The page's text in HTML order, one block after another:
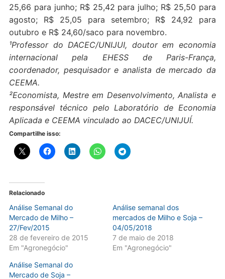
25,66 para junho; R$ 25,42 para julho; R$ 25,50 para
agosto; R$ 25,05 para setembro; R$ 24,92 para
outubro e R$ 24,60/saco para novembro.
¹Professor do DACEC/UNIJUI, doutor em economia
internacional pela EHESS de Paris-França,
coordenador, pesquisador e analista de mercado da
CEEMA.
²Economista, Mestre em Desenvolvimento, Analista e
responsável técnico pelo Laboratório de Economia
Aplicada e CEEMA vinculado ao DACEC/UNIJUÍ.
Compartilhe isso:
Relacionado
Análise Semanal do
Mercado de Milho –
27/Fev/2015
28 de fevereiro de 2015
Em "Agronegócio"
Análise semanal dos
mercados de Milho e Soja –
04/05/2018
7 de maio de 2018
Em "Agronegócio"
Análise Semanal do
Mercado de Soja –